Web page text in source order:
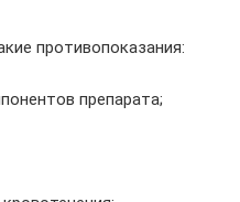
противопоказания:
препарата;